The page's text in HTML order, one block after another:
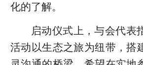
化的了解。
启动仪式上，与会代表
活动以生态之旅为纽带，搭